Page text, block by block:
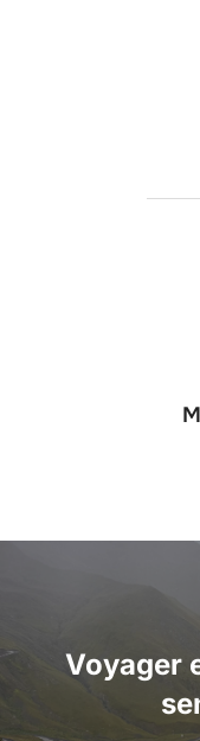
l’articleVoyager